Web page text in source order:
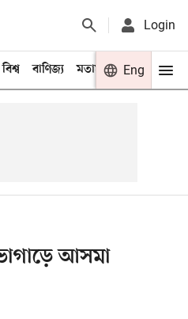
Login
বিশ্ব বাণিজ্য মতামত খেলা
Eng
আসমা